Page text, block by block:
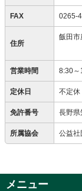
FAX 0265-
住所
飯田市
営業時間 8:30～
定休日 不定休
免許番号 長野
所属協会 公益
メニュー